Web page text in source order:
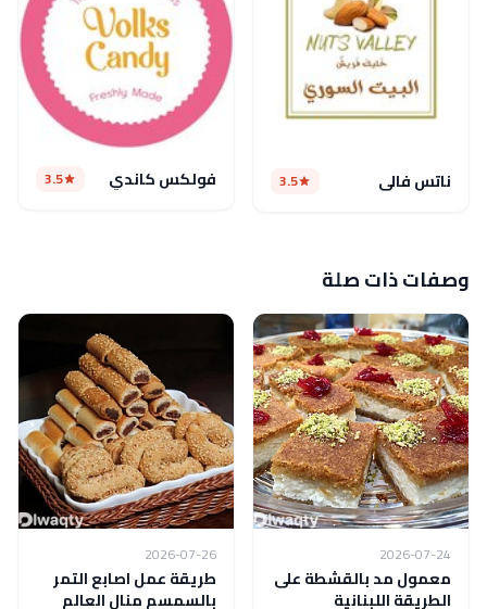
ناتس فالى 3.5 فولكس كاندي 3.5
وصفات ذات صلة
2026-07-24
معمول مد بالقشطة على
الطريقة اللبنانية
2026-07-26
طريقة عمل اصابع التمر
بالسمسم منال العالم